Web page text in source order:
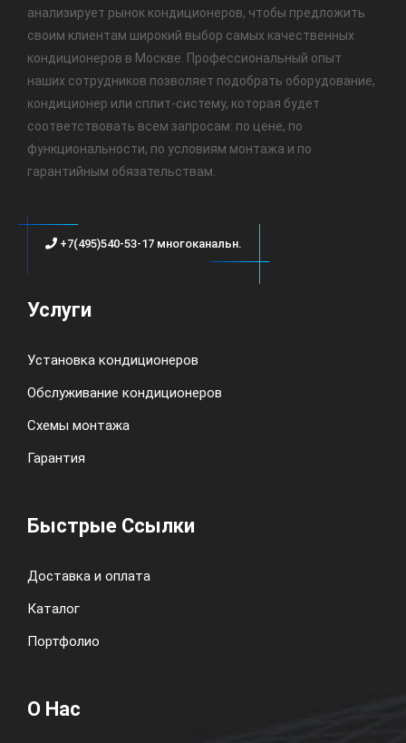
анализирует рынок кондиционеров, чтобы предложить
своим клиентам широкий выбор самых качественных
кондиционеров в Москве. Профессиональный опыт
наших сотрудников позволяет подобрать оборудование,
кондиционер или сплит-систему, которая будет
соответствовать всем запросам: по цене, по
функциональности, по условиям монтажа и по
гарантийным обязательствам.
+7(495)540-53-17 многоканальн.
Услуги
Установка кондиционеров
Обслуживание кондиционеров
Схемы монтажа
Гарантия
Быстрые Ссылки
Доставка и оплата
Каталог
Портфолио
О Нас